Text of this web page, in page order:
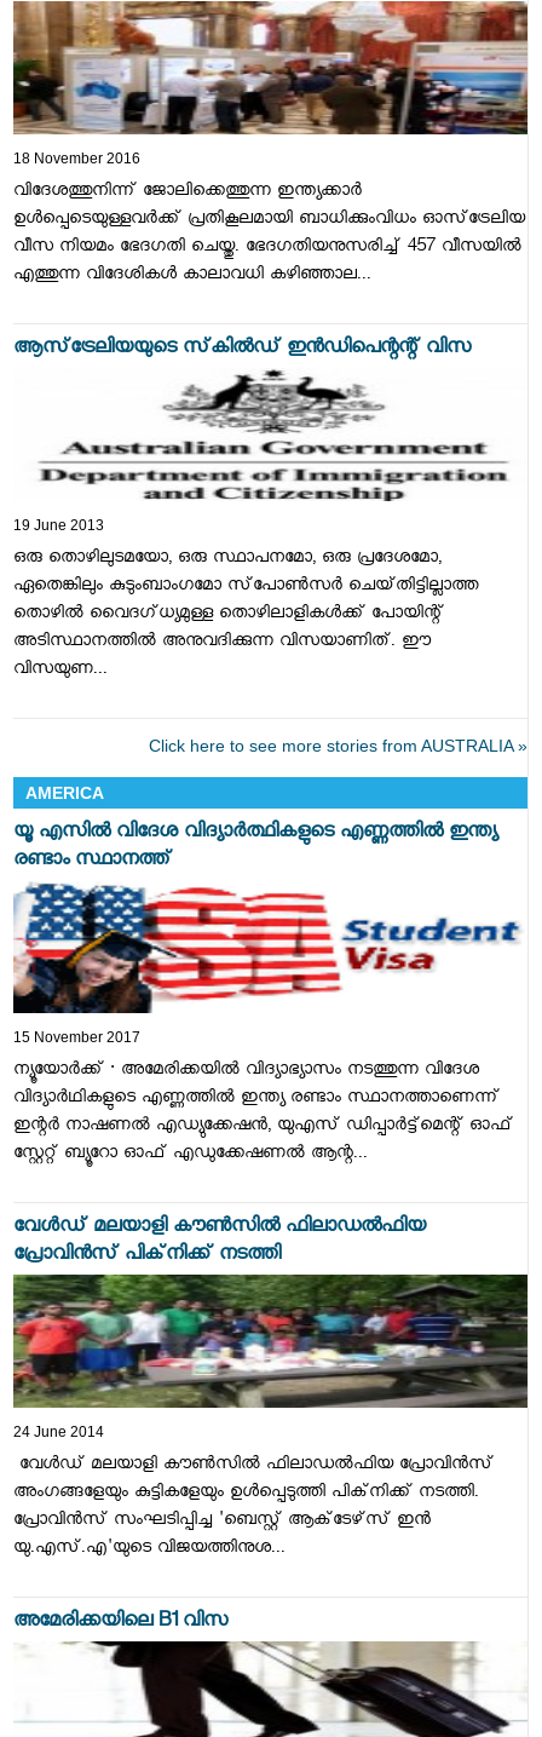
18 November 2016
വിദേശത്തുനിന്ന് ജോലിക്കെത്തുന്ന ഇന്ത്യക്കാര്‍
ഉള്‍പ്പെടെയുള്ളവര്‍ക്ക് പ്രതികൂലമായി ബാധിക്കുംവിധം ഓസ്‌ട്രേലിയ
വീസ നിയമം ഭേദഗതി ചെയ്തു. ഭേദഗതിയനുസരിച്ച് 457 വീസയില്‍
എത്തുന്ന വിദേശികള്‍ കാലാവധി കഴിഞ്ഞാല...
ആസ്‌ട്രേലിയയുടെ സ്‌കില്‍ഡ്‌ ഇന്‍ഡിപെന്റന്റ്‌ വിസ
19 June 2013
ഒരു തൊഴിലുടമയോ, ഒരു സ്ഥാപനമോ, ഒരു പ്രദേശമോ,
ഏതെങ്കിലും കുടുംബാംഗമോ സ്‌പോണ്‍സര്‍ ചെയ്‌തിട്ടില്ലാത്ത
തൊഴില്‍ വൈദഗ്‌ധ്യമുള്ള തൊഴിലാളികള്‍ക്ക്‌ പോയിന്റ്‌
അടിസ്ഥാനത്തില്‍ അനുവദിക്കുന്ന വിസയാണിത്‌. ഈ
വിസയുണ...
Click here to see more stories from AUSTRALIA »
AMERICA
യൂ എസിൽ വിദേശ വിദ്യാർത്ഥികളുടെ എണ്ണത്തിൽ ഇന്ത്യ
രണ്ടാം സ്ഥാനത്ത്
15 November 2017
ന്യൂയോർക്ക് ∙ അമേരിക്കയിൽ വിദ്യാഭ്യാസം നടത്തുന്ന വിദേശ
വിദ്യാർഥികളുടെ എണ്ണത്തിൽ ഇന്ത്യ രണ്ടാം സ്ഥാനത്താണെന്ന്
ഇന്റർ നാഷണൽ എഡ്യുക്കേഷൻ, യുഎസ് ഡിപ്പാർട്ട്മെന്റ് ഓഫ്
സ്റ്റേറ്റ് ബ്യൂറോ ഓഫ് എഡുക്കേഷണൽ ആന്റ...
വേള്‍ഡ് മലയാളി കൗണ്‍സില്‍ ഫിലാഡല്‍ഫിയ
പ്രോവിന്‍സ് പിക്‌നിക്ക് നടത്തി
24 June 2014
വേള്‍ഡ് മലയാളി കൗണ്‍സില്‍ ഫിലാഡല്‍ഫിയ പ്രോവിന്‍സ്
അംഗങ്ങളേയും കുട്ടികളേയും ഉള്‍പ്പെടുത്തി പിക്‌നിക്ക് നടത്തി.
പ്രോവിന്‍സ് സംഘടിപ്പിച്ച 'ബെസ്റ്റ് ആക്‌ടേഴ്‌സ് ഇന്‍
യു.എസ്.എ'യുടെ വിജയത്തിനുശ...
അമേരിക്കയിലെ B1 വിസ